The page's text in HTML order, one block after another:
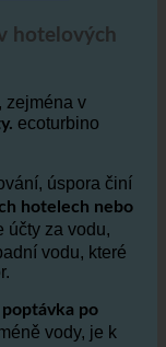
hotelových
ecoturbino
úspora činí
hotelech nebo
za vodu,
vodu, které